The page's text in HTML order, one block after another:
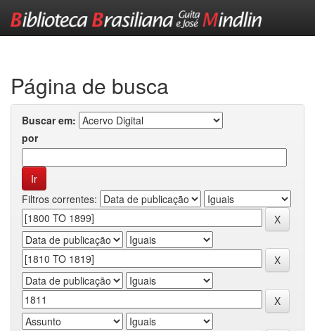
Página de busca
Buscar em:
por
Filtros correntes: